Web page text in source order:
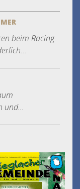
beim Racing
und...